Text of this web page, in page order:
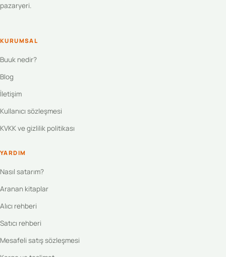
pazaryeri.
KURUMSAL
Buuk nedir?
Blog
İletişim
Kullanıcı sözleşmesi
KVKK ve gizlilik politikası
YARDIM
Nasıl satarım?
Aranan kitaplar
Alıcı rehberi
Satıcı rehberi
Mesafeli satış sözleşmesi